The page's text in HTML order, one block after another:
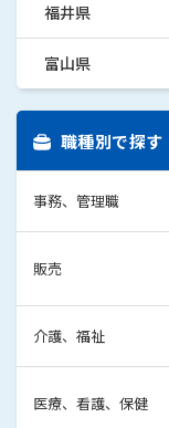
福井県
富山県
職種別で探す
事務、管理職
販売
介護、福祉
医療、看護、保健